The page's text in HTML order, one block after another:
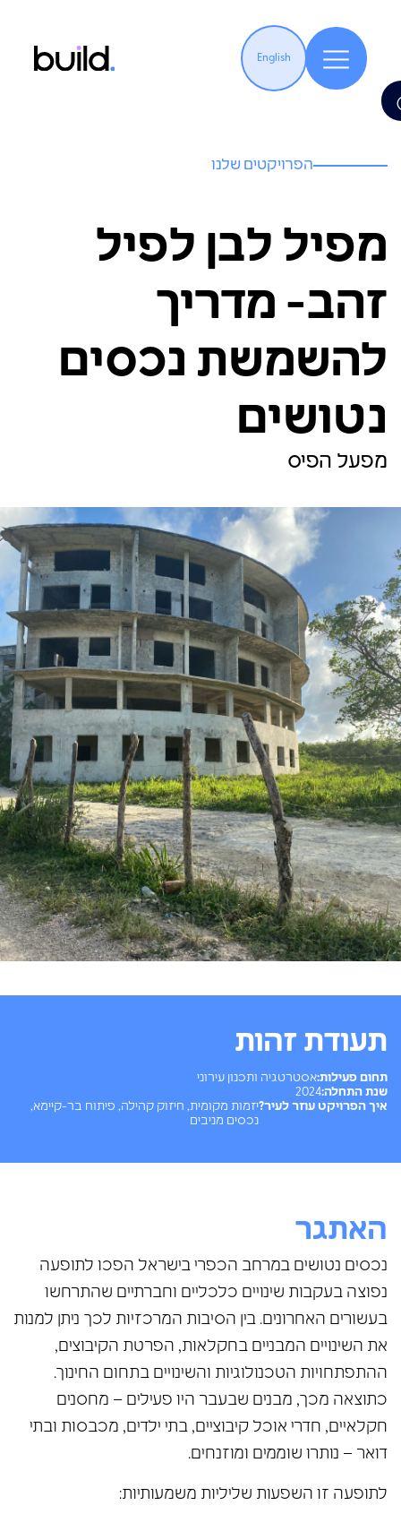
English
הפרויקטים שלנו
מפיל לבן לפיל
זהב- מדריך
להשמשת נכסים
נטושים
מפעל הפיס
תעודת זהות
תחום פעילות:אסטרטגיה ותכנון עירוני
שנת התחלה:2024
איך הפרויקט עוזר לעיר?יזמות מקומית, חיזוק קהילה, פיתוח בר-קיימא,
נכסים מניבים
האתגר
נכסים נטושים במרחב הכפרי בישראל הפכו לתופעה
נפוצה בעקבות שינויים כלכליים וחברתיים שהתרחשו
בעשורים האחרונים. בין הסיבות המרכזיות לכך ניתן למנות
את השינויים המבניים בחקלאות, הפרטת הקיבוצים,
ההתפתחויות הטכנולוגיות והשינויים בתחום החינוך.
כתוצאה מכך, מבנים שבעבר היו פעילים – מחסנים
חקלאיים, חדרי אוכל קיבוציים, בתי ילדים, מכבסות ובתי
דואר – נותרו שוממים ומוזנחים.
לתופעה זו השפעות שליליות משמעותיות: